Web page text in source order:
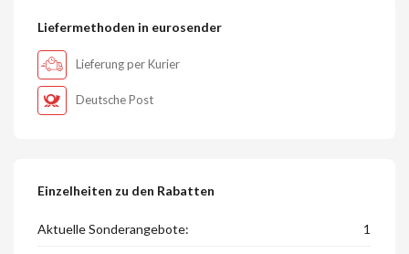
Liefermethoden in eurosender
Lieferung per Kurier
Deutsche Post
Einzelheiten zu den Rabatten
Aktuelle Sonderangebote: 1